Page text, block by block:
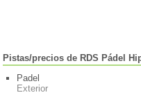
Pistas/precios de RDS Pádel
Padel
Exterior